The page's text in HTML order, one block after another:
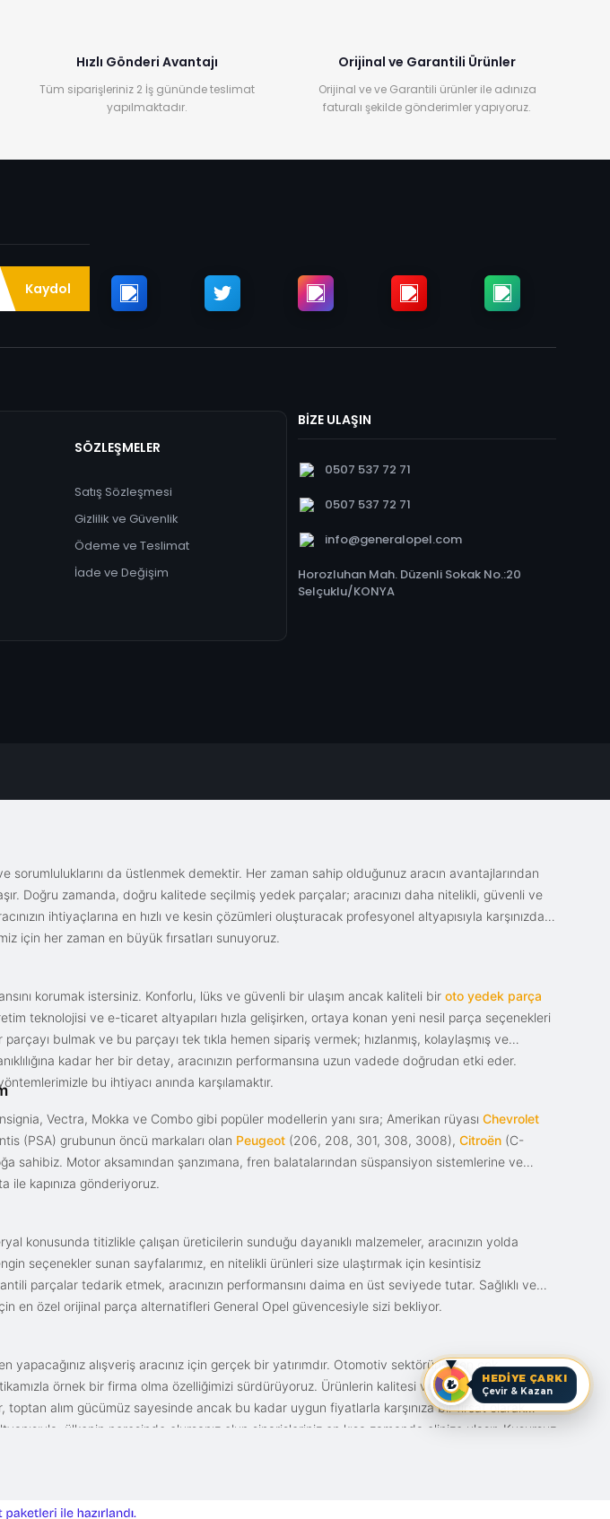
Hızlı Gönderi Avantajı
Tüm siparişleriniz 2 İş gününde teslimat
yapılmaktadır.
Orijinal ve Garantili Ürünler
Orijinal ve ve Garantili ürünler ile adınıza
faturalı şekilde gönderimler yapıyoruz.
Kaydol
SÖZLEŞMELER
Satış Sözleşmesi
Gizlilik ve Güvenlik
Ödeme ve Teslimat
İade ve Değişim
BİZE ULAŞIN
0507 537 72 71
0507 537 72 71
info@generalopel.com
Horozluhan Mah. Düzenli Sokak No.:20
Selçuklu/KONYA
HEDİYE ÇARKI
Çevir & Kazan
da üstlenmek demektir. Her zaman sahip olduğunuz aracın avantajlarından
Doğru zamanda, doğru kalitede seçilmiş yedek parçalar; aracınızı daha nitelikli, güvenli ve
ihtiyaçlarına en hızlı ve kesin çözümleri oluşturacak profesyonel altyapısıyla karşınızda.
için her zaman en büyük fırsatları sunuyoruz.
korumak istersiniz. Konforlu, lüks ve güvenli bir ulaşım ancak kaliteli bir oto yedek parça
teknolojisi ve e-ticaret altyapıları hızla gelişirken, ortaya konan yeni nesil parça seçenekleri
bulmak ve bu parçayı tek tıkla hemen sipariş vermek; hızlanmış, kolaylaşmış ve
kadar her bir detay, aracınızın performansına uzun vadede doğrudan etki eder.
bu ihtiyacı anında karşılamaktır.
Vectra, Mokka ve Combo gibi popüler modellerin yanı sıra; Amerikan rüyası Chevrolet
(PSA) grubunun öncü markaları olan Peugeot (206, 208, 301, 308, 3008), Citroën (C-
sahibiz. Motor aksamından şanzımana, fren balatalarından süspansiyon sistemlerine ve
ile kapınıza gönderiyoruz.
konusunda titizlikle çalışan üreticilerin sunduğu dayanıklı malzemeler, aracınızın yolda
seçenekler sunan sayfalarımız, en nitelikli ürünleri size ulaştırmak için kesintisiz
parçalar tedarik etmek, aracınızın performansını daima en üst seviyede tutar. Sağlıklı ve
en özel orijinal parça alternatifleri General Opel güvencesiyle sizi bekliyor.
alışveriş aracınız için gerçek bir yatırımdır. Otomotiv sektörünün en çok
örnek bir firma olma özelliğimizi sürdürüyoruz. Ürünlerin kalitesi ve bunun fiyat karşılığı
alım gücümüz sayesinde ancak bu kadar uygun fiyatlarla karşınıza bir fırsat olarak
ülkenin neresinde olursanız olun siparişleriniz en kısa zamanda elinize ulaşır. Kusursuz
birleştirmek için doğru yerdesiniz.
e-